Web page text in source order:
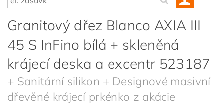
Granitový dřez Blanco AXIA III
45 S InFino bílá + skleněná
krájecí deska a excentr 523187
+ Sanitární silikon + Designové masivní
dřevěné krájecí prkénko z akácie